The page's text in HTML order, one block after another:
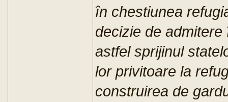
în chestiunea
decizie de
astfel sprijinul
lor privitoare la
construirea de